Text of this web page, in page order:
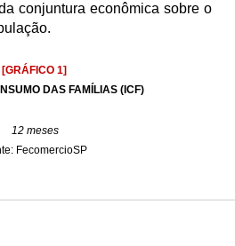
conjuntura econômica sobre o
[GRÁFICO 1]
DAS FAMÍLIAS (ICF)
12 meses
FecomercioSP